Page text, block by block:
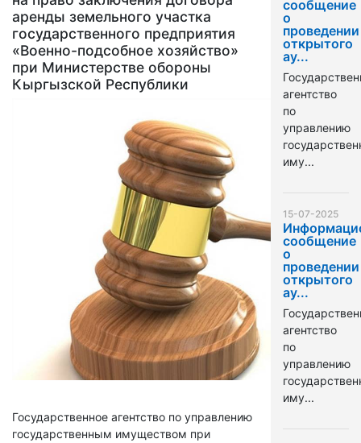
аренды земельного участка
государственного предприятия
«Военно-подсобное хозяйство»
при Министерстве обороны
Кыргызской Республики
Государственное агентство по управлению
государственным имуществом при
сообщение
о
проведении
открытого
ау...
агентство
по
управлению
иму...
15-07-2025
сообщение
о
проведении
открытого
ау...
агентство
по
управлению
иму...